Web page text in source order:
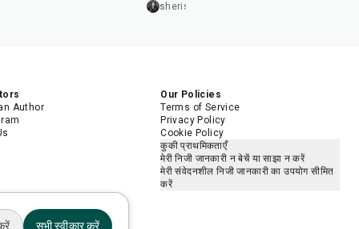
sherisilver
Author
Our Policies
Terms of Service
Privacy Policy
Cookie Policy
कुकी प्राथमिकताएँ
मेरी निजी जानकारी न बेचें या साझा न करें
मेरी संवेदनशील निजी जानकारी का उपयोग सीमित
करें
सभी स्वीकार करें